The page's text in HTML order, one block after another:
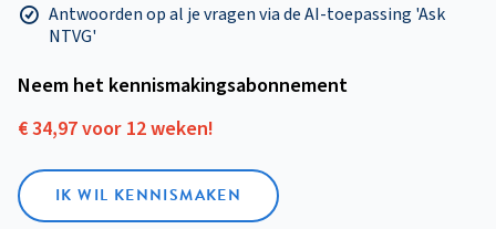
Antwoorden op al je vragen via de AI-toepassing 'Ask
NTVG'
Neem het kennismakings­abonnement
€ 34,97 voor 12 weken!
IK WIL KENNISMAKEN